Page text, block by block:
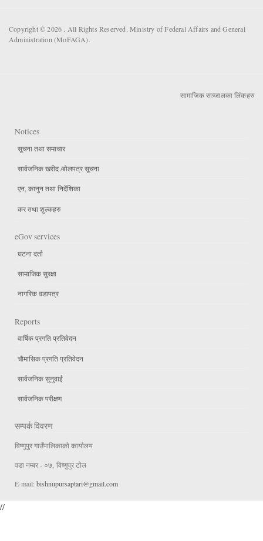
Copyright © 2026 . All Rights Reserved. Ministry of Federal Affairs and General
Administration (MoFAGA).
सामाजिक सञ्जालका लिंकहरु
Notices
सूचना तथा समाचार
सार्वजनिक खरीद /बोलपत्र सूचना
एन, कानुन तथा निर्देशिका
कर तथा शुल्कहरु
eGov services
घटना दर्ता
सामाजिक सुरक्षा
नागरिक वडापत्र
Reports
वार्षिक प्रगति प्रतिवेदन
चौमासिक प्रगति प्रतिवेदन
सार्वजनिक सुनुवाई
सार्वजनिक परीक्षण
सम्पर्क विवरण
विष्णुपुर गाउँपालिकाकाे कार्यालय
वडा न‌म्बर - ०७, विष्णुपुर टाेल
E-mail: bishnupursaptari@gmail.com
//